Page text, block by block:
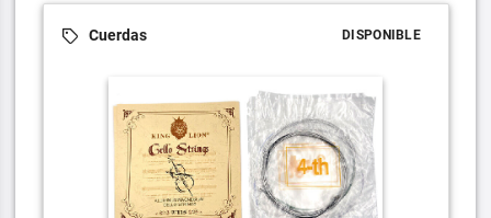
Cuerdas DISPONIBLE